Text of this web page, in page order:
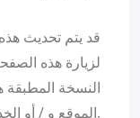
قد يتم تحديث
لزيارة هذه
النسخة
الموقع و / أو الخدمة.